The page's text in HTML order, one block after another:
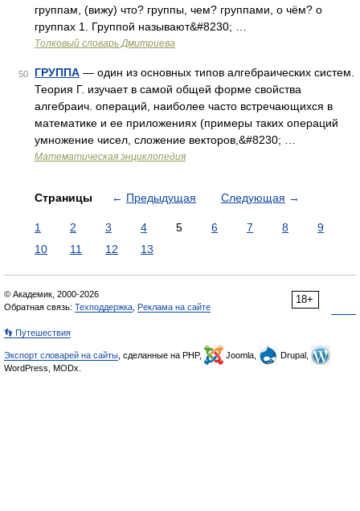
группам, (вижу) что? группы, чем? группами, о чём? о
группах 1. Группой называют&#8230; …
Толковый словарь Дмитриева
50 ГРУППА — один из основных типов алгебраических систем.
Теория Г. изучает в самой общей форме свойства
алгебраич. операций, наиболее часто встречающихся в
математике и ее приложениях (примеры таких операций
умножение чисел, сложение векторов,&#8230; …
Математическая энциклопедия
Страницы ← Предыдущая Следующая →
1 2 3 4 5 6 7 8
9
10
11 12 13
18+
© Академик, 2000-2026
Обратная связь: Техподдержка Реклама на сайте
👣 Путешествия
Экспорт словарей на сайты , сделанные на PHP, Joomla,
Drupal,
WordPress, MODx.